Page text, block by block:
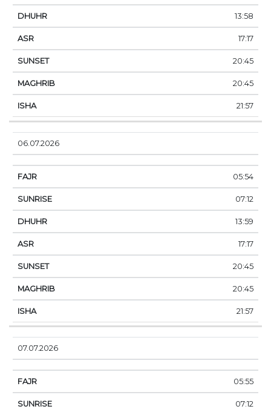
13:58
17:17
20:45
20:45
21:57
06.07.2026
05:54
07:12
13:59
17:17
20:45
20:45
21:57
07.07.2026
05:55
07:12